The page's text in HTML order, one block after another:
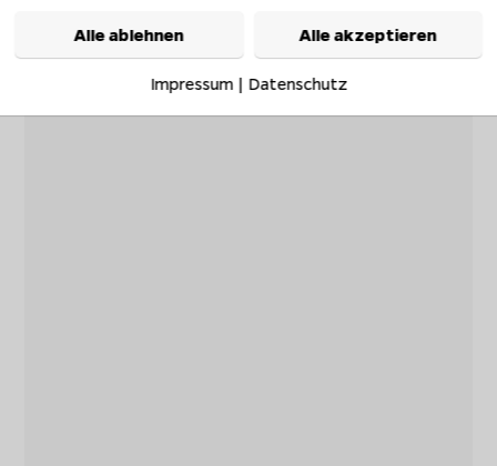
Alle ablehnen Alle akzeptieren
Impressum| Datenschutz